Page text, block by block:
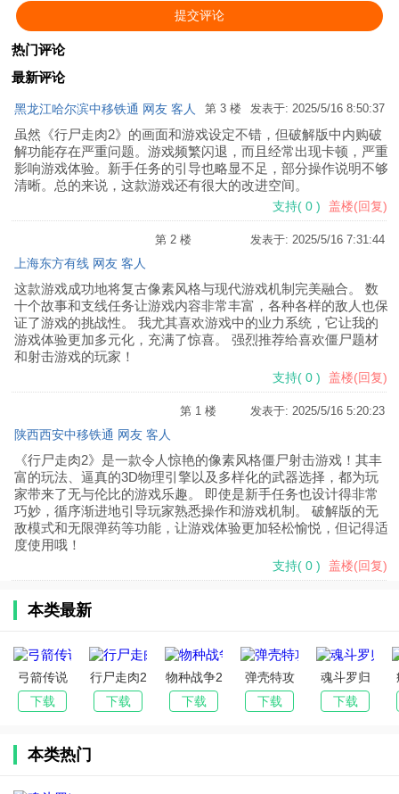
热门评论
最新评论
第 3 楼
黑龙江哈尔滨中移铁通 网友 客人 发表于: 2025/5/16 8:50:37
虽然《行尸走肉2》的画面和游戏设定不错，但破解版中内购破
解功能存在严重问题。游戏频繁闪退，而且经常出现卡顿，严重
影响游戏体验。新手任务的引导也略显不足，部分操作说明不够
清晰。总的来说，这款游戏还有很大的改进空间。
支持(0 ) 盖楼(回复)
第 2 楼
上海东方有线 网友 客人
发表于: 2025/5/16 7:31:44
这款游戏成功地将复古像素风格与现代游戏机制完美融合。 数
十个故事和支线任务让游戏内容非常丰富，各种各样的敌人也保
证了游戏的挑战性。 我尤其喜欢游戏中的业力系统，它让我的
游戏体验更加多元化，充满了惊喜。 强烈推荐给喜欢僵尸题材
和射击游戏的玩家！
支持(0 ) 盖楼(回复)
第 1 楼
陕西西安中移铁通 网友 客人
发表于: 2025/5/16 5:20:23
《行尸走肉2》是一款令人惊艳的像素风格僵尸射击游戏！其丰
富的玩法、逼真的3D物理引擎以及多样化的武器选择，都为玩
家带来了无与伦比的游戏乐趣。 即使是新手任务也设计得非常
巧妙，循序渐进地引导玩家熟悉操作和游戏机制。 破解版的无
敌模式和无限弹药等功能，让游戏体验更加轻松愉悦，但记得适
度使用哦！
支持(0 ) 盖楼(回复)
本类最新
弓箭传说
破解版内
置修改器
下载
行尸走肉2
汉化版破
解版内购
下载
物种战争2
启示录内
购MOD菜
下载
弹壳特攻
队无限钻
石内购破
下载
魂斗罗归
来最新版
2025
下载
本类热门